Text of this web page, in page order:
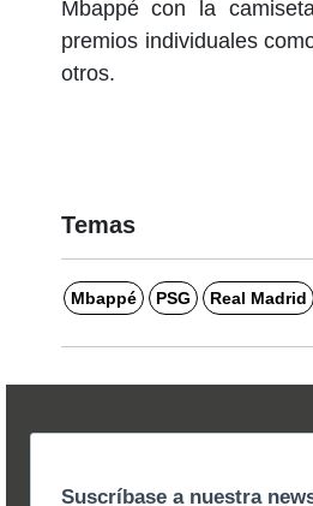
Mbappé con la
premios individuales
otros.
Temas
Mbappé PSG Real Madrid